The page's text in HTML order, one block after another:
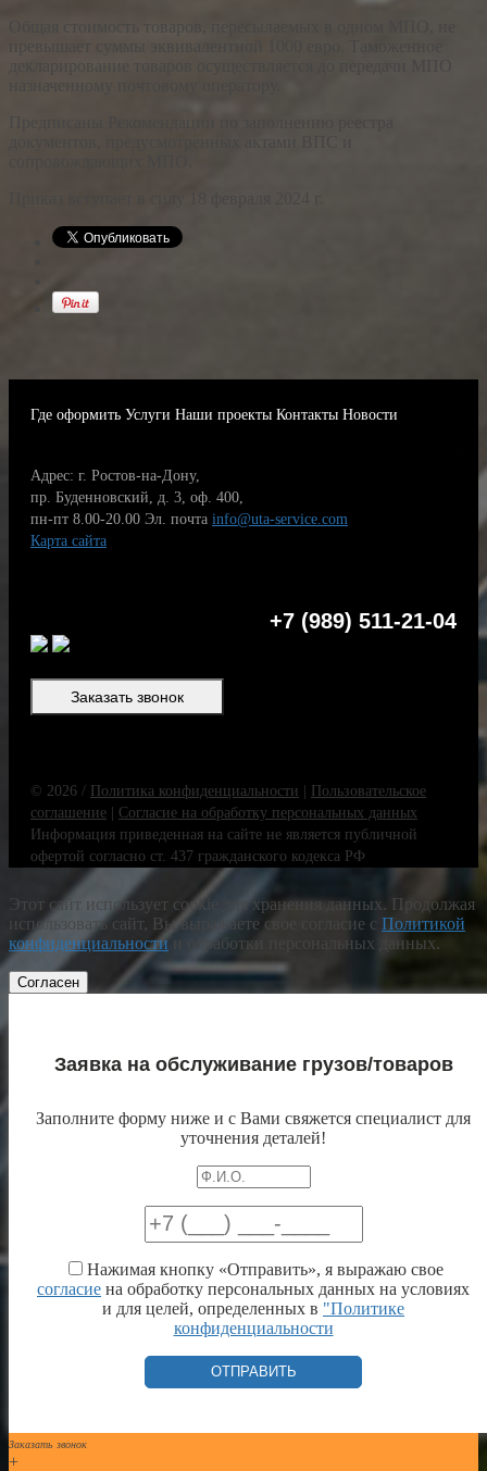
превышает суммы эквивалентной 1000 евро. Таможенное
декларирование товаров осуществляется до передачи МПО
Где оформить Услуги Наши проекты Контакты Новости
Адрес: г. Ростов-на-Дону,
пр. Буденновский, д. 3, оф. 400,
пн-пт 8.00-20.00 Эл. почта info@uta-service.com
Карта сайта
+7 (989) 511-21-04
Заказать звонок
© 2026 / Политика конфиденциальности | Пользовательское
соглашение | Согласие на обработку персональных данных
Информация приведенная на сайте не является публичной
офертой согласно ст. 437 гражданского кодекса РФ
Этот сайт использует cookie для хранения данных. Продолжая
использовать сайт, Вы выражаете свое согласие с Политикой
конфиденциальности и обработки персональных данных.
Согласен
Заявка на обслуживание грузов/товаров
Заполните форму ниже и с Вами свяжется специалист для
уточнения деталей!
Нажимая кнопку «Отправить», я выражаю свое
согласие на обработку персональных данных на условиях
и для целей, определенных в "Политике
конфиденциальности
Заказать звонок
+